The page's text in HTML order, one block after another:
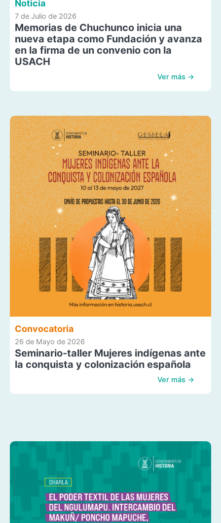
Noticia
7 de Julio de 2026
Memorias de Chuchunco inicia una
nueva etapa como Fundación y avanza
en la firma de un convenio con la
USACH
Ver más →
Convocatoria
26 de Mayo de 2026
Seminario-taller Mujeres indígenas ante
la conquista y colonización española
Ver más →